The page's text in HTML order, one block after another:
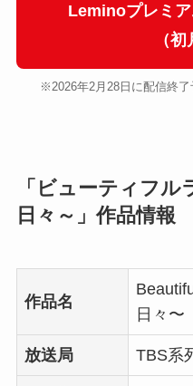
Leminoプレミ
（
※2026年2月28日に配信終了
「ビューティフ
日々～」作品情報
作品名
日々〜
放送局 TBS系